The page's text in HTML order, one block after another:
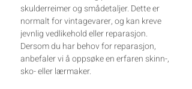
skulderreimer og smådetaljer. Dette er
normalt for vintagevarer, og kan kreve
jevnlig vedlikehold eller reparasjon.
Dersom du har behov for reparasjon,
anbefaler vi å oppsøke en erfaren skinn-,
sko- eller lærmaker.